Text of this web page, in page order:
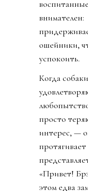
внимателен:
ошейники,
успокоить.
Когда собаки
просто
интерес, —
«Привет!
этом едва